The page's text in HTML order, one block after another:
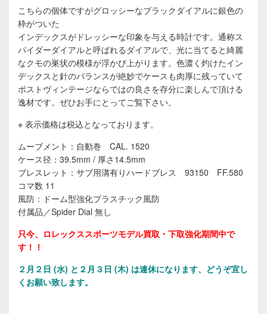
こちらの個体ですがグロッシーなブラックダイアルに銀色の
枠がついた
インデックスがドレッシーな印象を与える時計です。通称ス
パイダーダイアルと呼ばれるダイアルで、光に当てると綺麗
なクモの巣状の模様が浮かび上がります。色濃く灼けたイン
デックスと針のバランスが絶妙でケースも肉厚に残っていて
ポストヴィンテージならではの良さを存分に楽しんで頂ける
逸材です。ぜひお手にとってご覧下さい。
※ 表示価格は税込となっております。
ムーブメント：自動巻 CAL. 1520
ケース径：39.5mm / 厚さ14.5mm
ブレスレット：サブ用溝有りハードブレス 93150 FF.580
コマ数 11
風防：ドーム型強化プラスチック風防
付属品／Spider Dial 無し
只今、ロレックススポーツモデル買取・下取強化期間中で
す！！
２ 月２日 (水) と２月３日 (木) は連休になります、どうぞ宜し
くお願い致します。